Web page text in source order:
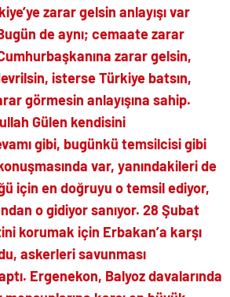
zarar gelsin anlayışı var
de aynı; cemaate zarar
zarar gelsin,
isterse Türkiye batsın,
görmesin anlayışına sahip.
Gülen kendisini
gibi, bugünkü temsilcisi gibi
var, yanındakileri de
için en doğruyu o temsil ediyor,
o gidiyor sanıyor. 28 Şubat
korumak için Erbakan’a karşı
askerleri savunması
Ergenekon, Balyoz davalarında